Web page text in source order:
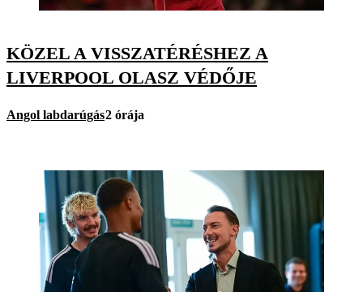
KÖZEL A VISSZATÉRÉSHEZ A
LIVERPOOL OLASZ VÉDŐJE
Angol labdarúgás2 órája